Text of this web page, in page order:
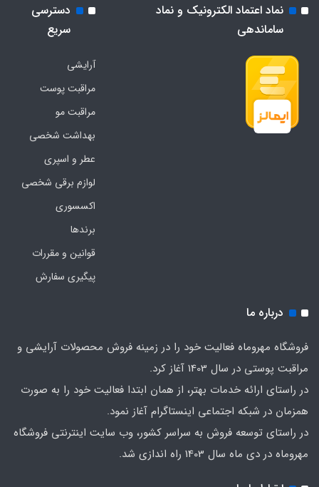
نماد اعتماد الکترونیک و نماد
ساماندهی
دسترسی
سریع
آرایشی
مراقبت پوست
مراقبت مو
بهداشت شخصی
عطر و اسپری
لوازم برقی شخصی
اکسسوری
برندها
قوانین و مقررات
پیگیری سفارش
درباره ما
فروشگاه مهروماه فعالیت خود را در زمینه فروش محصولات آرایشی و
مراقبت پوستی در سال 1403 آغاز کرد.
در راستای ارائه خدمات بهتر، از همان ابتدا فعالیت خود را به صورت
همزمان در شبکه اجتماعی اینستاگرام آغاز نمود.
در راستای توسعه فروش به سراسر کشور، وب سایت اینترنتی فروشگاه
مهروماه در دی ماه سال 1403 راه اندازی شد.